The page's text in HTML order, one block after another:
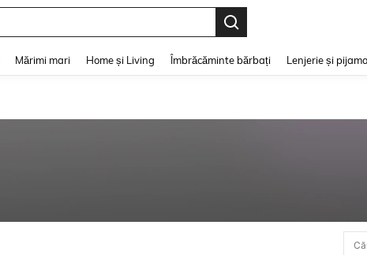
Mărimi mari Home și Living Îmbrăcăminte bărbați Lenjerie și